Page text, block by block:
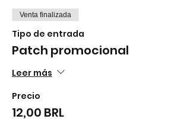
Venta finalizada
Tipo de entrada
Patch promocional
Leer más
Precio
12,00 BRL